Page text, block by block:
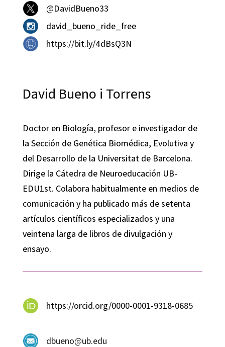
@DavidBueno33
david_bueno_ride_free
https://bit.ly/4dBsQ3N
David Bueno i Torrens
Doctor en Biología, profesor e investigador de
la Sección de Genética Biomédica, Evolutiva y
del Desarrollo de la Universitat de Barcelona.
Dirige la Cátedra de Neuroeducación UB-
EDU1st. Colabora habitualmente en medios de
comunicación y ha publicado más de setenta
artículos científicos especializados y una
veintena larga de libros de divulgación y
ensayo.
https://orcid.org/0000-0001-9318-0685
dbueno@ub.edu